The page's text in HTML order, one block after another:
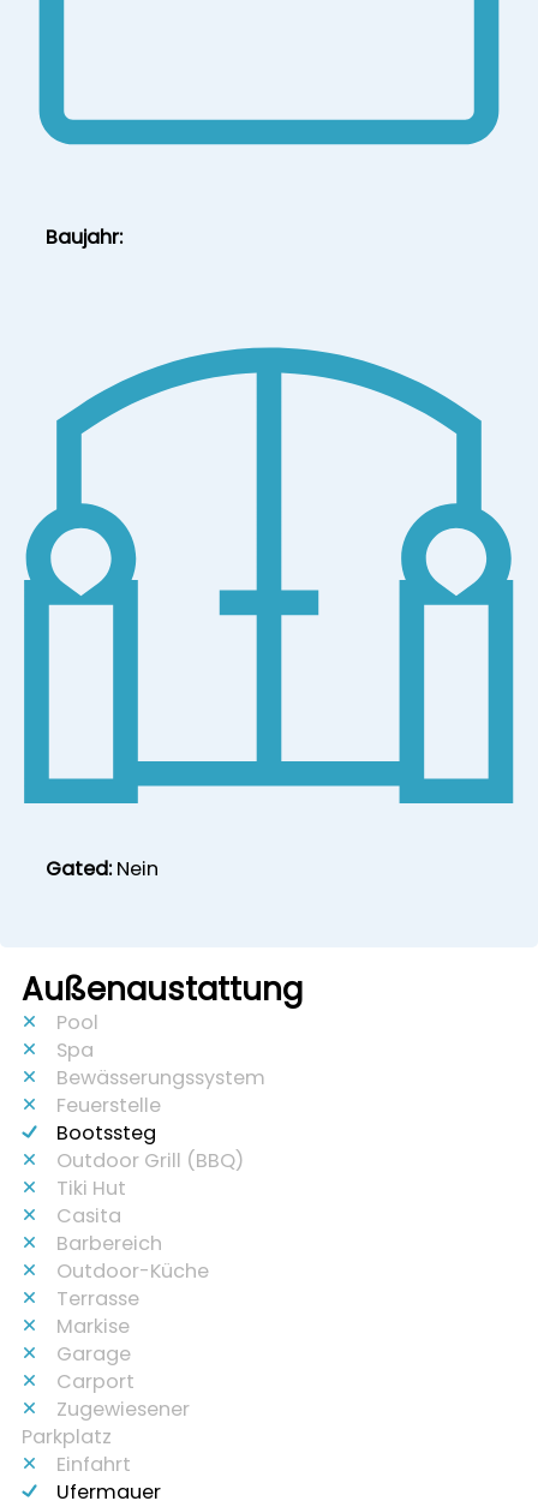
Baujahr:
Gated:Nein
Außenaustattung
Pool
Spa
Bewässerungssystem
Feuerstelle
Bootssteg
Outdoor Grill (BBQ)
Tiki Hut
Casita
Barbereich
Outdoor-Küche
Terrasse
Markise
Garage
Carport
Zugewiesener
Parkplatz
Einfahrt
Ufermauer